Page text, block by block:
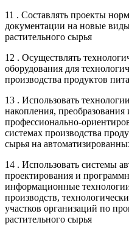
11 . Составлять проекты
документации на новые
растительного сырья
12 . Осуществлять
оборудования для
производства продуктов
13 . Использовать
накопления,
профессионально-
системах производства
сырья на
14 . Использовать системы
проектирования и
информационные
производств,
участков организаций по
растительного сырья